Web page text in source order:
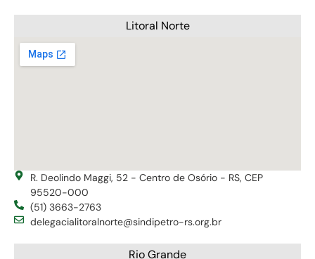
Litoral Norte
R. Deolindo Maggi, 52 - Centro de Osório - RS, CEP
95520-000
(51) 3663-2763
delegacialitoralnorte@sindipetro-rs.org.br
Rio Grande